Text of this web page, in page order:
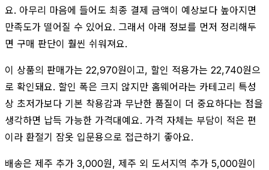
요. 아무리 마음에 들어도 최종 결제 금액이 예상보다 높아지면
만족도가 떨어질 수 있어요. 그래서 아래 정보를 먼저 정리해두
면 구매 판단이 훨씬 쉬워져요.
이 상품의 판매가는 22,970원이고, 할인 적용가는 22,740원으
로 확인돼요. 할인 폭은 크지 않지만 홈웨어라는 카테고리 특성
상 초저가보다 기본 착용감과 무난한 품질이 더 중요하다는 점을
생각하면 납득 가능한 가격대예요. 가격 자체는 부담이 적은 편
이라 환절기 잠옷 입문용으로 접근하기 좋아요.
배송은 제주 추가 3,000원, 제주 외 도서지역 추가 5,000원이